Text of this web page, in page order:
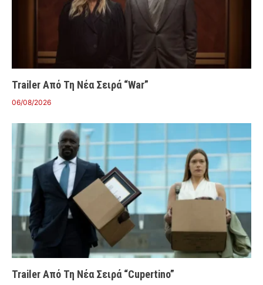
Trailer Από Τη Νέα Σειρά “War”
06/08/2026
Trailer Από Τη Νέα Σειρά “Cupertino”